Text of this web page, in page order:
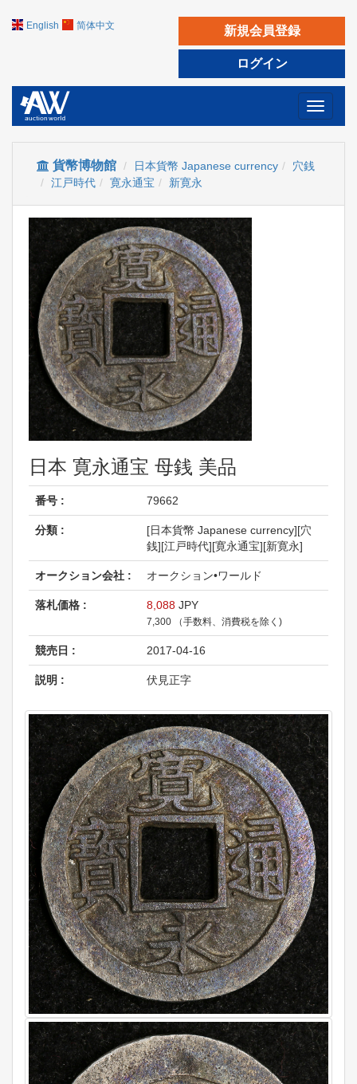
English 简体中文 新規会員登録
ログイン
Toggle
貨幣博物館 日本貨幣 Japanese currency
穴銭
江戸時代
寛永通宝 新寛永
日本 寛永通宝 母銭 美品
番号 : 79662
分類 :
[日本貨幣 Japanese currency][穴
銭][江戸時代][寛永通宝][新寛永]
オークション会社 : オークション•ワールド
落札価格 : 8,088 JPY
7,300 （手数料、消費税を除く)
競売日 : 2017-04-16
説明 : 伏見正字